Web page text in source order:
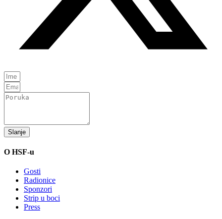
Slanje
O HSF-u
Gosti
Radionice
Sponzori
Strip u boci
Press